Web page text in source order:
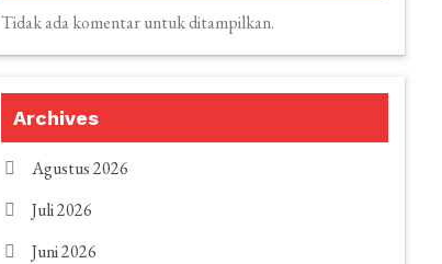
Tidak ada komentar untuk ditampilkan.
Archives
Agustus 2026
Juli 2026
Juni 2026